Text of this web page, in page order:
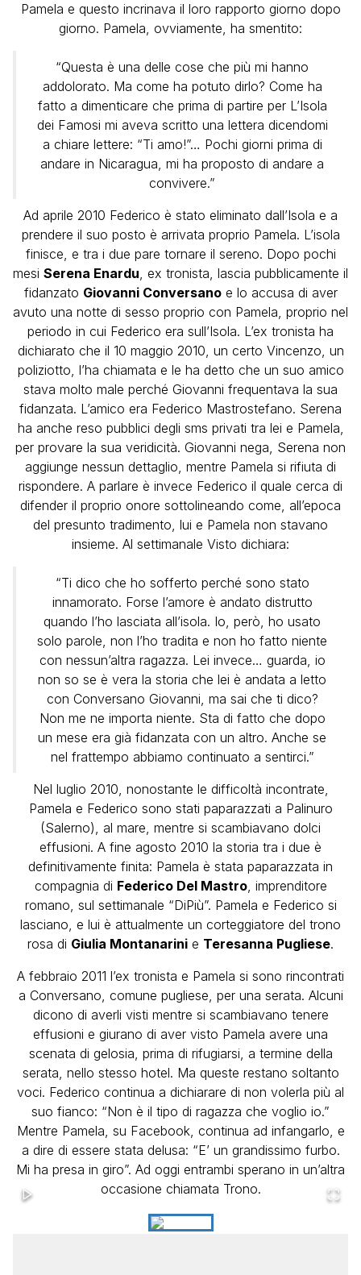
Pamela e questo incrinava il loro rapporto giorno dopo
giorno. Pamela, ovviamente, ha smentito:
“Questa è una delle cose che più mi hanno
addolorato. Ma come ha potuto dirlo? Come ha
fatto a dimenticare che prima di partire per L’Isola
dei Famosi mi aveva scritto una lettera dicendomi
a chiare lettere: “Ti amo!”… Pochi giorni prima di
andare in Nicaragua, mi ha proposto di andare a
convivere.”
Ad aprile 2010 Federico è stato eliminato dall’Isola e a
prendere il suo posto è arrivata proprio Pamela. L’isola
finisce, e tra i due pare tornare il sereno. Dopo pochi
mesi Serena Enardu , ex tronista, lascia pubblicamente il
fidanzato Giovanni Conversanoe lo accusa di aver
avuto una notte di sesso proprio con Pamela, proprio nel
periodo in cui Federico era sull’Isola. L’ex tronista ha
dichiarato che il 10 maggio 2010, un certo Vincenzo, un
poliziotto, l’ha chiamata e le ha detto che un suo amico
stava molto male perché Giovanni frequentava la sua
fidanzata. L’amico era Federico Mastrostefano. Serena
ha anche reso pubblici degli sms privati tra lei e Pamela,
per provare la sua veridicità. Giovanni nega, Serena non
aggiunge nessun dettaglio, mentre Pamela si rifiuta di
rispondere. A parlare è invece Federico il quale cerca di
difender il proprio onore sottolineando come, all’epoca
del presunto tradimento, lui e Pamela non stavano
insieme. Al settimanale Visto dichiara:
“Ti dico che ho sofferto perché sono stato
innamorato. Forse l’amore è andato distrutto
quando l’ho lasciata all’isola. Io, però, ho usato
solo parole, non l’ho tradita e non ho fatto niente
con nessun’altra ragazza. Lei invece… guarda, io
non so se è vera la storia che lei è andata a letto
con Conversano Giovanni, ma sai che ti dico?
Non me ne importa niente. Sta di fatto che dopo
un mese era già fidanzata con un altro. Anche se
nel frattempo abbiamo continuato a sentirci.”
Nel luglio 2010, nonostante le difficoltà incontrate,
Pamela e Federico sono stati paparazzati a Palinuro
(Salerno), al mare, mentre si scambiavano dolci
effusioni. A fine agosto 2010 la storia tra i due è
definitivamente finita: Pamela è stata paparazzata in
compagnia di Federico Del Mastro, imprenditore
romano, sul settimanale “DiPiù”. Pamela e Federico si
lasciano, e lui è attualmente un corteggiatore del trono
rosa di Giulia Montanarini e Teresanna Pugliese.
A febbraio 2011 l’ex tronista e Pamela si sono rincontrati
a Conversano, comune pugliese, per una serata. Alcuni
dicono di averli visti mentre si scambiavano tenere
effusioni e giurano di aver visto Pamela avere una
scenata di gelosia, prima di rifugiarsi, a termine della
serata, nello stesso hotel. Ma queste restano soltanto
voci. Federico continua a dichiarare di non volerla più al
suo fianco: “Non è il tipo di ragazza che voglio io.”
Mentre Pamela, su Facebook, continua ad infangarlo, e
a dire di essere stata delusa: “E’ un grandissimo furbo.
Mi ha presa in giro”. Ad oggi entrambi sperano in un’altra
occasione chiamata Trono.